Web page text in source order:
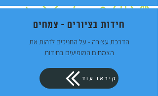
חידות בציורים - צמחים
הדרכת עצירה - על החניכים לזהות את
הצמחים המופיעים בחידות
קיראו עוד